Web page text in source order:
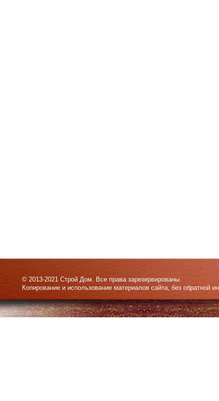
© 2013-2021 Строй Дом. Все права зарезервированы.
Копирование и использование материалов сайта, без обратной